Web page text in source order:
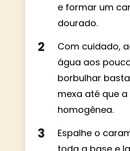
e formar um
dourado.
Com cuidado,
água aos
borbulhar
mexa até que
homogênea.
Espalhe o